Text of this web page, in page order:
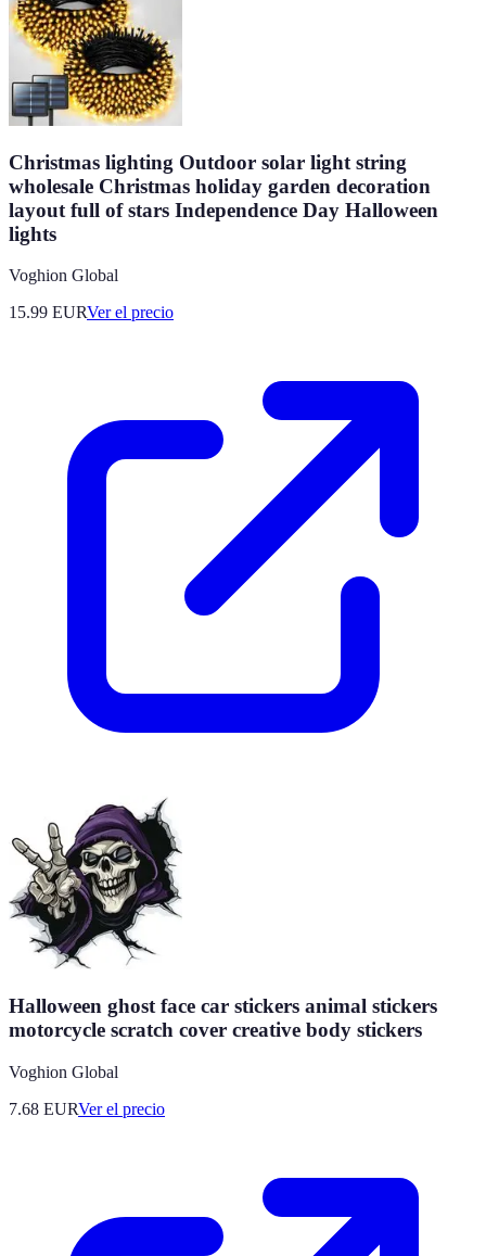
Christmas lighting Outdoor solar light string
wholesale Christmas holiday garden decoration
layout full of stars Independence Day Halloween
lights
Voghion Global
15.99 EURVer el precio
Halloween ghost face car stickers animal stickers
motorcycle scratch cover creative body stickers
Voghion Global
7.68 EURVer el precio